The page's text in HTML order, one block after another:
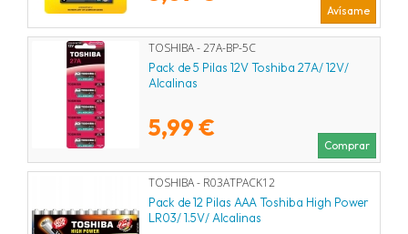
Avísame
TOSHIBA - 27A-BP-5C
Pack de 5 Pilas 12V Toshiba 27A/ 12V/
Alcalinas
5,99 €
Comprar
TOSHIBA - R03ATPACK12
Pack de 12 Pilas AAA Toshiba High Power
LR03/ 1.5V/ Alcalinas